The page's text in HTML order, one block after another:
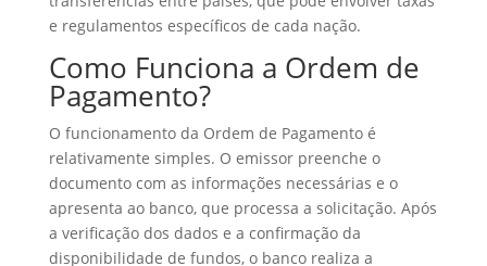
e regulamentos específicos de cada nação.
Como Funciona a Ordem de
Pagamento?
O funcionamento da Ordem de Pagamento é
relativamente simples. O emissor preenche o
documento com as informações necessárias e o
apresenta ao banco, que processa a solicitação. Após
a verificação dos dados e a confirmação da
disponibilidade de fundos, o banco realiza a